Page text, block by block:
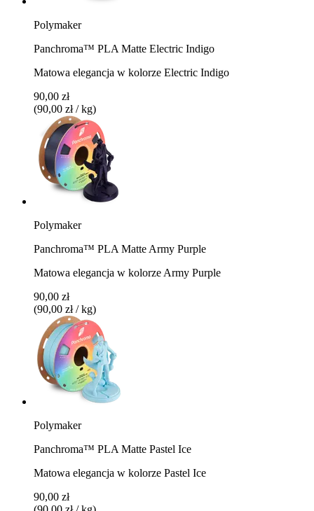
Polymaker
Panchroma™ PLA Matte Electric Indigo
Matowa elegancja w kolorze Electric Indigo
90,00 zł
(90,00 zł / kg)
Polymaker
Panchroma™ PLA Matte Army Purple
Matowa elegancja w kolorze Army Purple
90,00 zł
(90,00 zł / kg)
Polymaker
Panchroma™ PLA Matte Pastel Ice
Matowa elegancja w kolorze Pastel Ice
90,00 zł